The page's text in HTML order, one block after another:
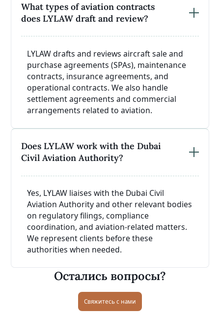
What types of aviation contracts
does LYLAW draft and review?
LYLAW drafts and reviews aircraft sale and
purchase agreements (SPAs), maintenance
contracts, insurance agreements, and
operational contracts. We also handle
settlement agreements and commercial
arrangements related to aviation.
Does LYLAW work with the Dubai
Civil Aviation Authority?
Yes, LYLAW liaises with the Dubai Civil
Aviation Authority and other relevant bodies
on regulatory filings, compliance
coordination, and aviation-related matters.
We represent clients before these
authorities when needed.
Остались вопросы?
Свяжитесь с нами